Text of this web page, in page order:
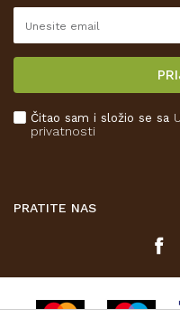
Reklamacije
Isporuka
Kako kupiti
Čitao sam i složio se sa
privatnosti
PRATITE NAS